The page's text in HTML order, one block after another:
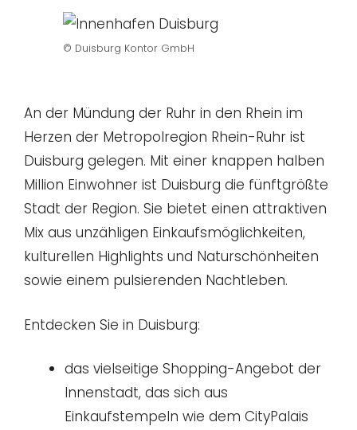
© Duisburg Kontor GmbH
An der Mündung der Ruhr in den Rhein im
Herzen der Metropolregion Rhein-Ruhr ist
Duisburg gelegen. Mit einer knappen halben
Million Einwohner ist Duisburg die fünftgrößte
Stadt der Region. Sie bietet einen attraktiven
Mix aus unzähligen Einkaufsmöglichkeiten,
kulturellen Highlights und Naturschönheiten
sowie einem pulsierenden Nachtleben.
Entdecken Sie in Duisburg:
das vielseitige Shopping-Angebot der
Innenstadt, das sich aus
Einkaufstempeln wie dem CityPalais